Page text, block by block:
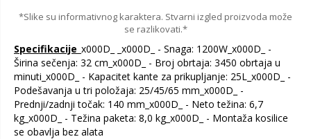
*Slike su informativnog karaktera. Stvarni izgled proizvoda može
se razlikovati.*
Specifikacije _x000D_ _x000D_ - Snaga: 1200W_x000D_ -
Širina sečenja: 32 cm_x000D_ - Broj obrtaja: 3450 obrtaja u
minuti_x000D_ - Kapacitet kante za prikupljanje: 25L_x000D_ -
Podešavanja u tri položaja: 25/45/65 mm_x000D_ -
Prednji/zadnji točak: 140 mm_x000D_ - Neto težina: 6,7
kg_x000D_ - Težina paketa: 8,0 kg_x000D_ - Montaža kosilice
se obavlja bez alata